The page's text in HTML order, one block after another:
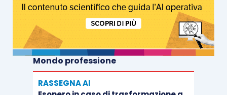
Mondo professione
RASSEGNA AI